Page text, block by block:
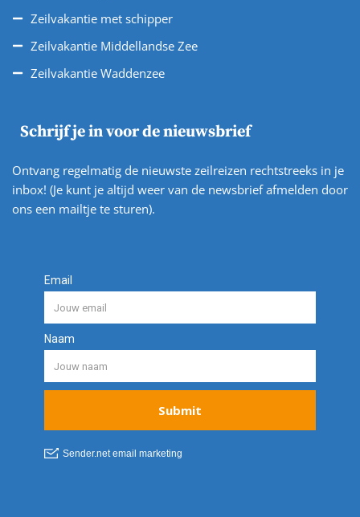
Zeilvakantie met schipper
Zeilvakantie Middellandse Zee
Zeilvakantie Waddenzee
Schrijf je in voor de nieuwsbrief
Ontvang regelmatig de nieuwste zeilreizen rechtstreeks in je
inbox! (Je kunt je altijd weer van de newsbrief afmelden door
ons een mailtje te sturen).